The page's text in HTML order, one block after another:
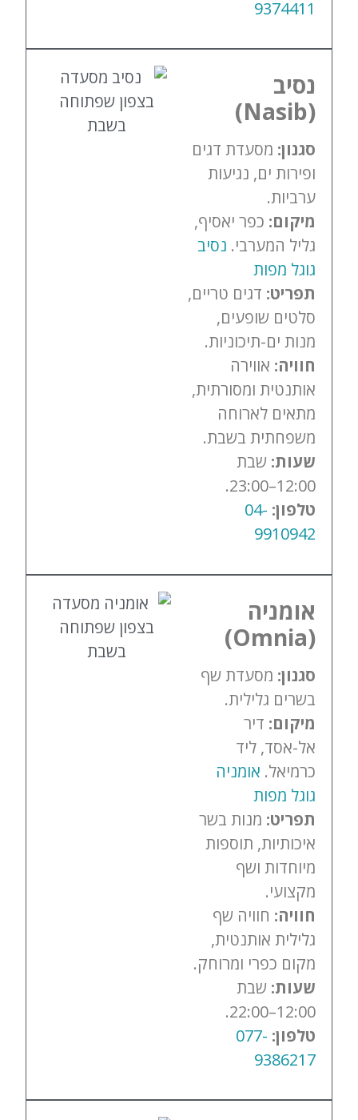
9374411
נסיב
(Nasib)
סגנון: מסעדת דגים
ופירות ים, נגיעות
ערביות.
מיקום: כפר יאסיף,
גליל המערבי. נסיב
גוגל מפות
תפריט: דגים טריים,
סלטים שופעים,
מנות ים-תיכוניות.
חוויה: אווירה
אותנטית ומסורתית,
מתאים לארוחה
משפחתית בשבת.
שעות: שבת
12:00–23:00.
טלפון: 04-
9910942
אומניה
(Omnia)
סגנון: מסעדת שף
בשרים גלילית.
מיקום: דיר
אל-אסד, ליד
כרמיאל. אומניה
גוגל מפות
תפריט: מנות בשר
איכותיות, תוספות
מיוחדות ושף
מקצועי.
חוויה: חוויה שף
גלילית אותנטית,
מקום כפרי ומרוחק.
שעות: שבת
12:00–22:00.
טלפון: 077-
9386217